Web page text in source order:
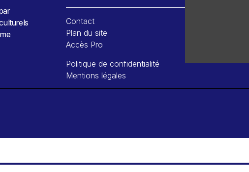
Contact
Plan du site
Accès Pro
Politique de confidentialité
Mentions légales